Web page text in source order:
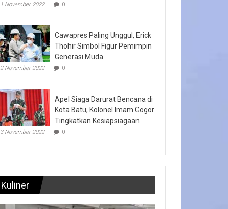
1 November 2022 0
Cawapres Paling Unggul, Erick
Thohir Simbol Figur Pemimpin
Generasi Muda
2 November 2022 0
Apel Siaga Darurat Bencana di
Kota Batu, Kolonel Imam Gogor
Tingkatkan Kesiapsiagaan
3 November 2022 0
Kuliner